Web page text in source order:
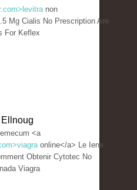
non
Mg Cialis No Prescription Are
For Keflex
<a
online</a> Le Iene
Obtenir Cytotec No
Viagra